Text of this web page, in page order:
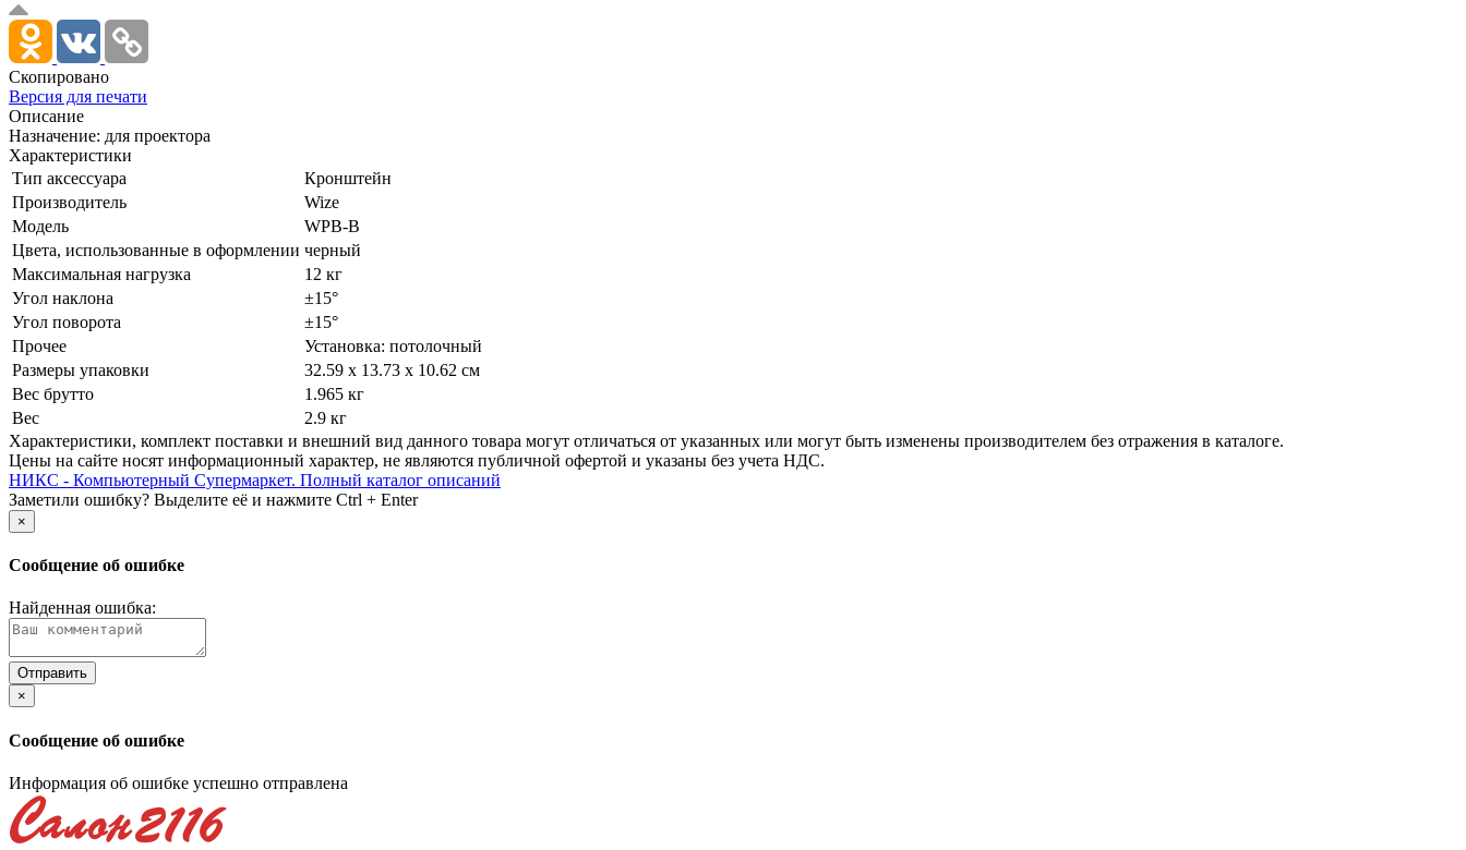
Скопировано
Версия для печати
Описание
Назначение: для проектора
Характеристики
Тип аксессуара
Кронштейн
Производитель
Wize
Модель
WPB-B
Цвета, использованные в оформлении черный
Максимальная нагрузка
12 кг
Угол наклона
±15°
Угол поворота
±15°
Прочее
Установка: потолочный
Размеры упаковки
32.59 x 13.73 x 10.62 см
Вес брутто
1.965 кг
Вес
2.9 кг
Xарактеристики, комплект поставки и внешний вид данного товара могут отличаться от указанных или могут быть изменены производителем без отражения в каталоге.
Цены на сайте носят информационный характер, не являются публичной офертой и указаны без учета НДС.
НИКС - Компьютерный Cупермаркет. Полный каталог описаний
Заметили ошибку? Выделите её и нажмите Ctrl + Enter
×
Сообщение об ошибке
Найденная ошибка:
×
Сообщение об ошибке
Информация об ошибке успешно отправлена